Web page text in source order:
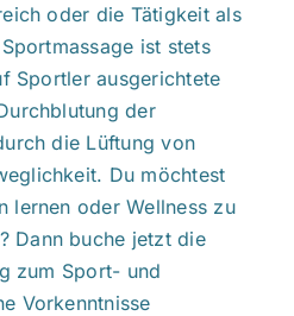
oder die Tätigkeit als
ist stets
Sportler ausgerichtete
der
die Lüftung von
Du möchtest
lernen oder Wellness zu
Dann buche jetzt die
zum Sport- und
Vorkenntnisse